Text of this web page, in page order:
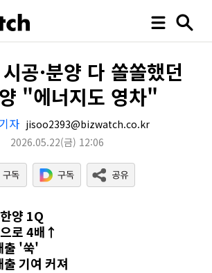
공·분양 다 쏠쏠했던
"에너지도 영차"
자 jisoo2393@bizwatch.co.kr
2026.05.22(금) 12:06
양 1Q
로 4배↑
출 '쑥'
기여 커져